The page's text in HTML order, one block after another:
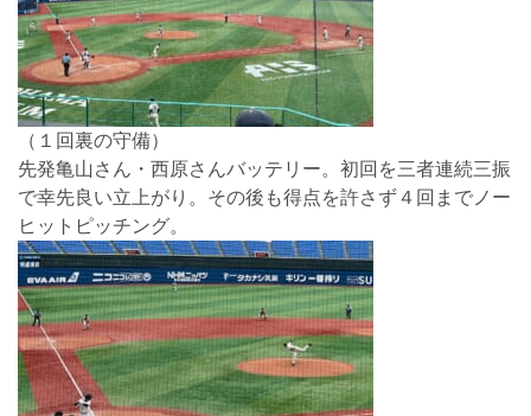
（１回裏の守備）
先発亀山さん・西原さんバッテリー。初回を三者連続三振
で幸先良い立上がり。その後も得点を許さず４回までノー
ヒットピッチング。